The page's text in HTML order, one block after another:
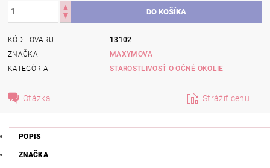
KÓD TOVARU
13102
ZNAČKA
MAXYMOVA
KATEGÓRIA
STAROSTLIVOSŤ O OČNÉ OKOLIE
Otázka Strážiť cenu
POPIS
ZNAČKA